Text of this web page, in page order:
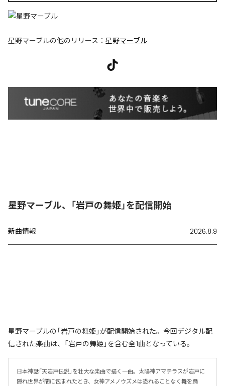
星野マーブルの他のリリース： 星野マーブル
星野マーブル、「岩戸の舞姫」を配信開始
新曲情報 2026.8.9
星野マーブルの「岩戸の舞姫」が配信開始された。今回デジタル配
信された楽曲は、「岩戸の舞姫」を含む全1曲となっている。
日本神話「天岩戸伝説」を壮大な楽曲で描く一曲。太陽神アマテラスが岩戸に
隠れ世界が闇に包まれたとき、女神アメノウズメは恐れることなく舞を踊